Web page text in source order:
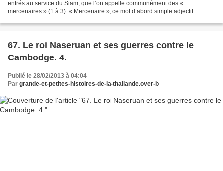
entrés au service du Siam, que l’on appelle communément des «
mercenaires » (1 à 3). « Mercenaire », ce mot d’abord simple adjectif
67. Le roi Naseruan et ses guerres contre le
Cambodge. 4.
Publié le 28/02/2013 à 04:04
Par grande-et-petites-histoires-de-la-thailande.over-b